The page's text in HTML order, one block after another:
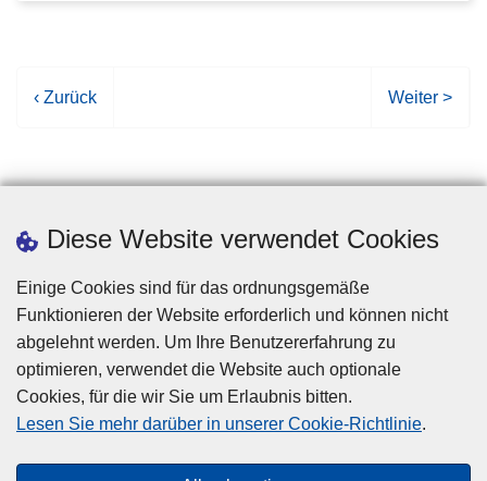
Diese Website verwendet Cookies
Einige Cookies sind für das ordnungsgemäße
Funktionieren der Website erforderlich und können nicht
abgelehnt werden. Um Ihre Benutzererfahrung zu
optimieren, verwendet die Website auch optionale
Cookies, für die wir Sie um Erlaubnis bitten.
Lesen Sie mehr darüber in unserer Cookie-Richtlinie.
V
h
g
e
S
e
i
t
‹ Zurück
N
h
t
e
i
t
Weiter >
Disclaimer
Privacy
Cookies